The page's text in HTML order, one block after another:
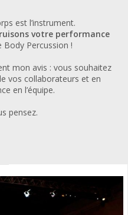
est l’instrument.
votre performance
Percussion !
mon avis : vous souhaitez
vos collaborateurs et en
en l’équipe.
pensez.